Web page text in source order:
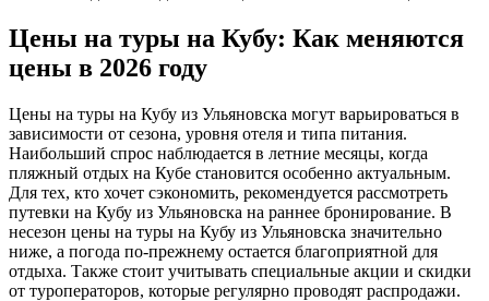
Цены на туры на Кубу: Как меняются
цены в 2026 году
Цены на туры на Кубу из Ульяновска могут варьироваться в
зависимости от сезона, уровня отеля и типа питания.
Наибольший спрос наблюдается в летние месяцы, когда
пляжный отдых на Кубе становится особенно актуальным.
Для тех, кто хочет сэкономить, рекомендуется рассмотреть
путевки на Кубу из Ульяновска на раннее бронирование. В
несезон цены на туры на Кубу из Ульяновска значительно
ниже, а погода по-прежнему остается благоприятной для
отдыха. Также стоит учитывать специальные акции и скидки
от туроператоров, которые регулярно проводят распродажи.